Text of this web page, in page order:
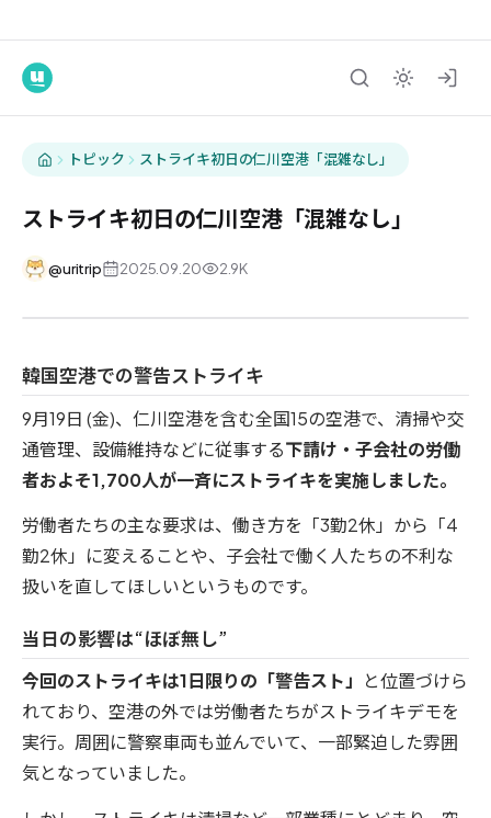
トピック ストライキ初日の仁川空港「混雑なし」
ストライキ初日の仁川空港「混雑なし」
@uritrip 2025.09.20 2.9K
韓国空港での警告ストライキ
9月19日 (金)、仁川空港を含む全国15の空港で、清掃や交
通管理、設備維持などに従事する下請け・子会社の労働
者およそ1,700人が一斉にストライキを実施しました。
労働者たちの主な要求は、働き方を「3勤2休」から「4
勤2休」に変えることや、子会社で働く人たちの不利な
扱いを直してほしいというものです。
当日の影響は“ほぼ無し”
今回のストライキは1日限りの「警告スト」
と位置づけら
れており、空港の外では労働者たちがストライキデモを
実行。周囲に警察車両も並んでいて、一部緊迫した雰囲
気となっていました。